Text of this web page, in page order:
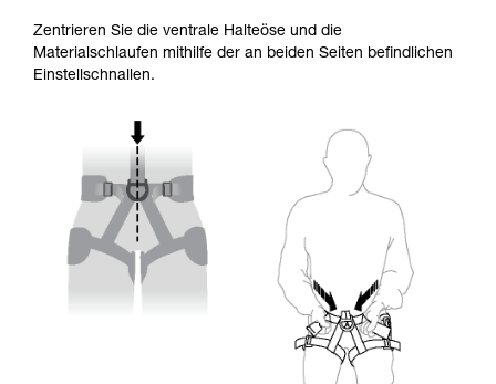
Zentrieren Sie die ventrale Halteöse und die
Materialschlaufen mithilfe der an beiden Seiten befindlichen
Einstellschnallen.